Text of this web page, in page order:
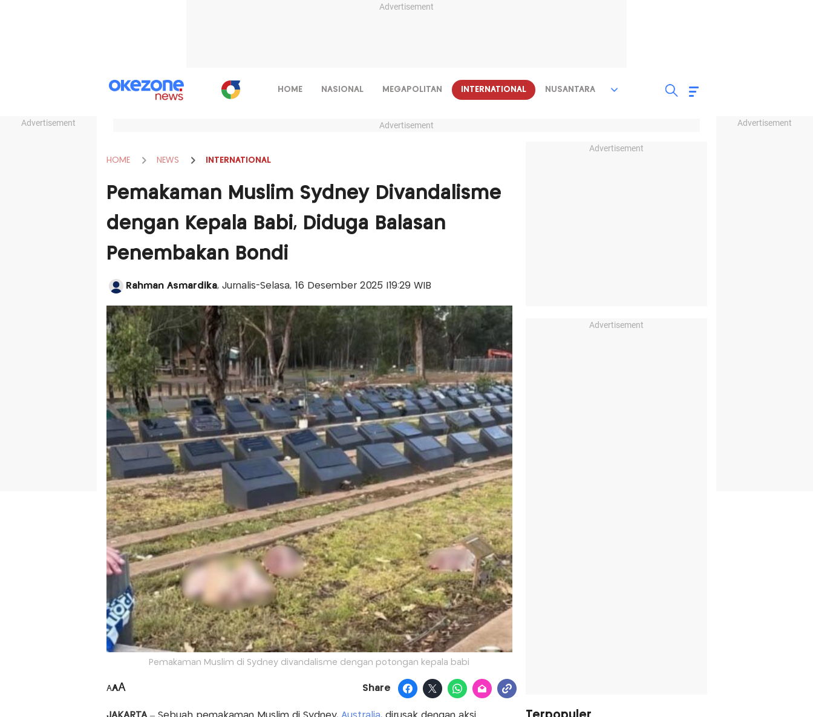
Advertisement
Advertisement Advertisement
HOME NASIONAL MEGAPOLITAN INTERNATIONAL NUSANTARA
Advertisement
HOME NEWS INTERNATIONAL
Pemakaman Muslim Sydney Divandalisme
dengan Kepala Babi, Diduga Balasan
Penembakan Bondi
Rahman Asmardika, Jurnalis-Selasa, 16 Desember 2025 |19:29 WIB
Pemakaman Muslim di Sydney divandalisme dengan potongan kepala babi
AAA Share
Advertisement
Advertisement